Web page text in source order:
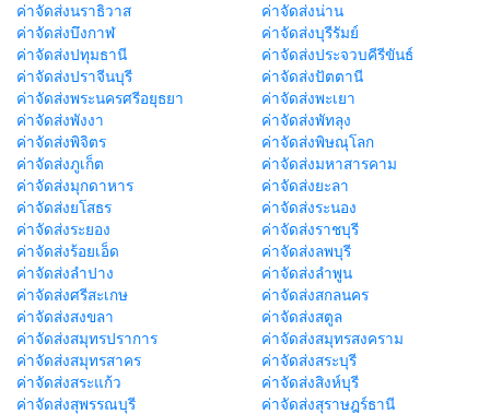
ค่าจัดส่งนราธิวาส
ค่าจัดส่งน่าน
ค่าจัดส่งบึงกาฬ
ค่าจัดส่งบุรีรัมย์
ค่าจัดส่งปทุมธานี
ค่าจัดส่งประจวบคีรีขันธ์
ค่าจัดส่งปราจีนบุรี
ค่าจัดส่งปัตตานี
ค่าจัดส่งพระนครศรีอยุธยา
ค่าจัดส่งพะเยา
ค่าจัดส่งพังงา
ค่าจัดส่งพัทลุง
ค่าจัดส่งพิจิตร
ค่าจัดส่งพิษณุโลก
ค่าจัดส่งภูเก็ต
ค่าจัดส่งมหาสารคาม
ค่าจัดส่งมุกดาหาร
ค่าจัดส่งยะลา
ค่าจัดส่งยโสธร
ค่าจัดส่งระนอง
ค่าจัดส่งระยอง
ค่าจัดส่งราชบุรี
ค่าจัดส่งร้อยเอ็ด
ค่าจัดส่งลพบุรี
ค่าจัดส่งลำปาง
ค่าจัดส่งลำพูน
ค่าจัดส่งศรีสะเกษ
ค่าจัดส่งสกลนคร
ค่าจัดส่งสงขลา
ค่าจัดส่งสตูล
ค่าจัดส่งสมุทรปราการ
ค่าจัดส่งสมุทรสงคราม
ค่าจัดส่งสมุทรสาคร
ค่าจัดส่งสระบุรี
ค่าจัดส่งสระแก้ว
ค่าจัดส่งสิงห์บุรี
ค่าจัดส่งสุพรรณบุรี
ค่าจัดส่งสุราษฎร์ธานี